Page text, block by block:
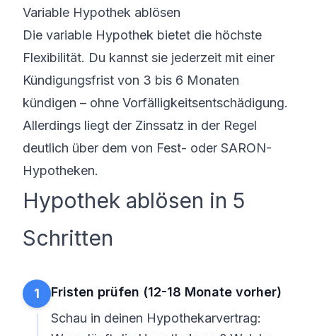
Variable Hypothek ablösen
Die variable Hypothek bietet die höchste
Flexibilität. Du kannst sie jederzeit mit einer
Kündigungsfrist von 3 bis 6 Monaten
kündigen – ohne Vorfälligkeitsentschädigung.
Allerdings liegt der Zinssatz in der Regel
deutlich über dem von Fest- oder SARON-
Hypotheken.
Hypothek ablösen in 5
Schritten
1
Fristen prüfen (12-18 Monate vorher)
Schau in deinen Hypothekarvertrag: